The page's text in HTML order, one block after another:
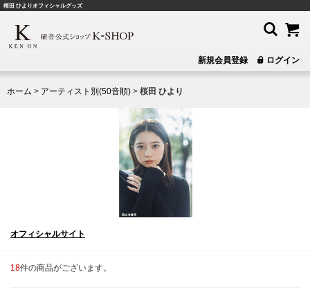
桜田 ひよりオフィシャルグッズ
新規会員登録 ログイン
ホーム > アーティスト別(50音順) > 桜田 ひより
オフィシャルサイト
18件の商品がございます。